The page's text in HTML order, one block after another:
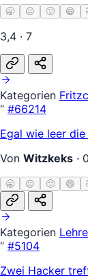
🥱 😐 🙂 😄
3,4 · 7
Kategorien
“ #66214
Egal wie leer
Von Witzkeks ·
🥱 😐 🙂 😄
Kategorien
“ #5104
Zwei Hacker